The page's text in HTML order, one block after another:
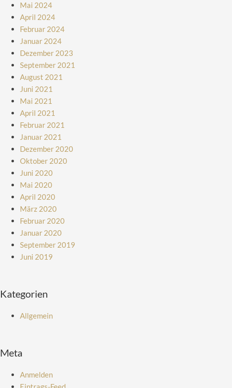
Mai 2024
April 2024
Februar 2024
Januar 2024
Dezember 2023
September 2021
August 2021
Juni 2021
Mai 2021
April 2021
Februar 2021
Januar 2021
Dezember 2020
Oktober 2020
Juni 2020
Mai 2020
April 2020
März 2020
Februar 2020
Januar 2020
September 2019
Juni 2019
Kategorien
Allgemein
Meta
Anmelden